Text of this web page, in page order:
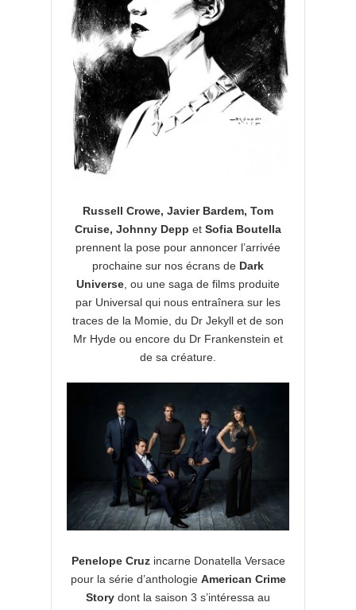
Russell Crowe, Javier Bardem, Tom
Cruise, Johnny Depp et Sofia Boutella
prennent la pose pour annoncer l’arrivée
prochaine sur nos écrans de Dark
Universe , ou une saga de films produite
par Universal qui nous entraînera sur les
traces de la Momie, du Dr Jekyll et de son
Mr Hyde ou encore du Dr Frankenstein et
de sa créature.
Penelope Cruzincarne Donatella Versace
pour la série d’anthologie American Crime
Story dont la saison 3 s’intéressa au